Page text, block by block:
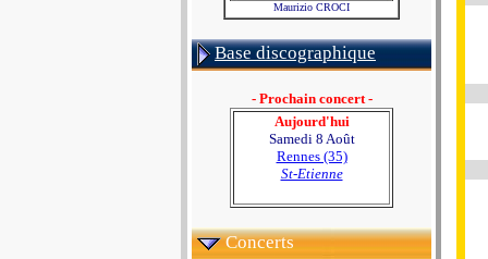
Maurizio CROCI
Base discographique
- Prochain concert -
Aujourd'hui
Samedi 8 Août
Rennes (35)
St-Etienne
Concerts